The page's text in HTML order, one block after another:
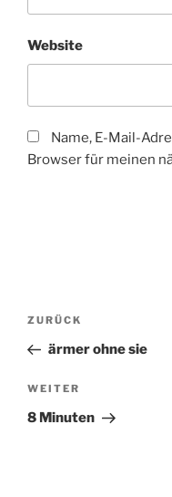
Website
Name, E-Mail-
Browser für meinen
Vorheriger
Beitrag
ZURÜCK
ärmer ohne sie
Nächster
Beitrag
WEITER
8 Minuten